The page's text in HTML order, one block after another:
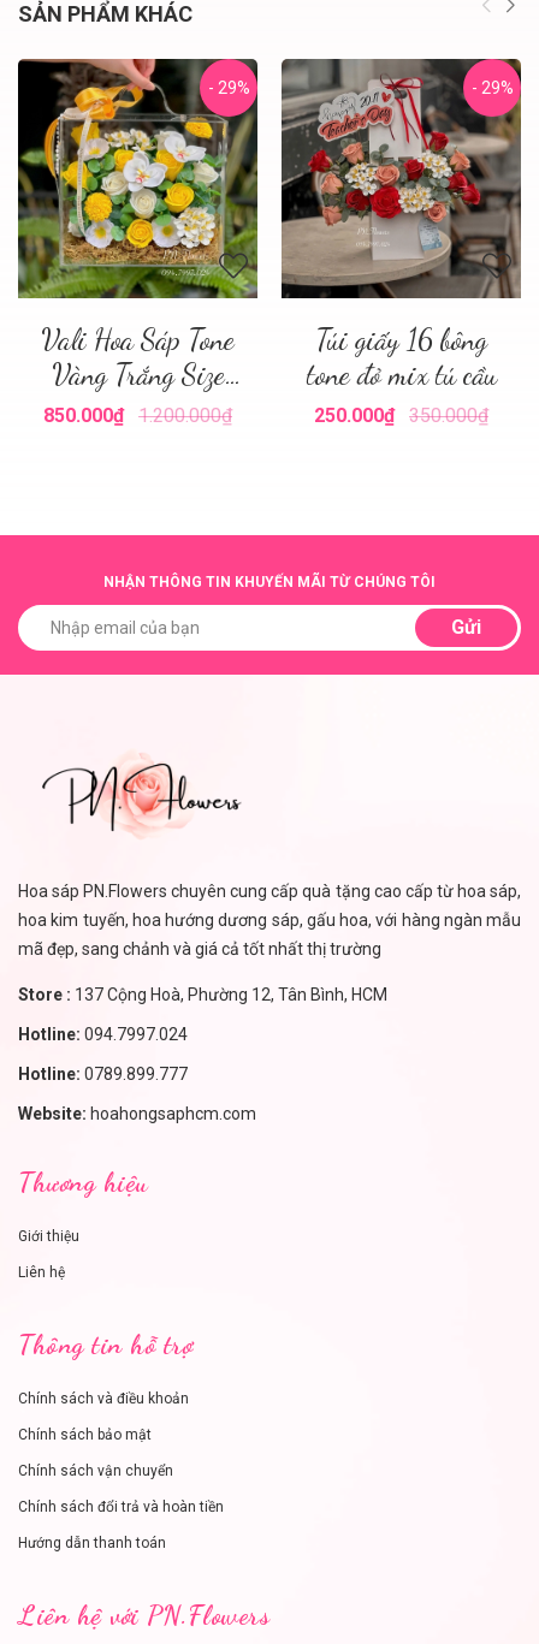
SẢN PHẨM KHÁC
- 29%
Vali Hoa Sáp Tone
Vàng Trắng Size
Nhỏ
850.000₫ 1.200.000₫
- 29%
Túi giấy 16 bông
tone đỏ mix tú cầu
250.000₫ 350.000₫
NHẬN THÔNG TIN KHUYẾN MÃI TỪ CHÚNG TÔI
Gửi
Hoa sáp PN.Flowers chuyên cung cấp quà tặng cao cấp từ hoa sáp,
hoa kim tuyến, hoa hướng dương sáp, gấu hoa, với hàng ngàn mẫu
mã đẹp, sang chảnh và giá cả tốt nhất thị trường
Store : 137 Cộng Hoà, Phường 12, Tân Bình, HCM
Hotline: 094.7997.024
Hotline: 0789.899.777
Website: hoahongsaphcm.com
Thương hiệu
Giới thiệu
Liên hệ
Thông tin hỗ trợ
Chính sách và điều khoản
Chính sách bảo mật
Chính sách vận chuyển
Chính sách đổi trả và hoàn tiền
Hướng dẫn thanh toán
Liên hệ với PN.Flowers